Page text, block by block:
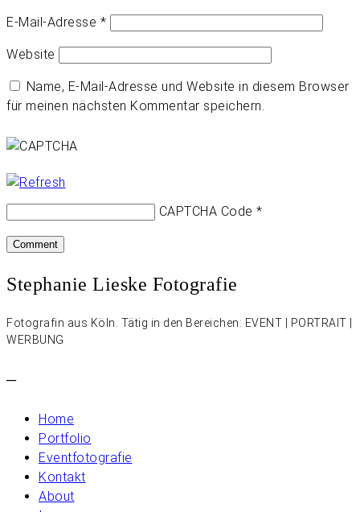
E-Mail-Adresse *
Website
Name, E-Mail-Adresse und Website in diesem Browser
für meinen nächsten Kommentar speichern.
CAPTCHA Code *
Stephanie Lieske Fotografie
Fotografin aus Köln. Tätig in den Bereichen: EVENT | PORTRAIT |
WERBUNG
–
Home
Portfolio
Eventfotografie
Kontakt
About